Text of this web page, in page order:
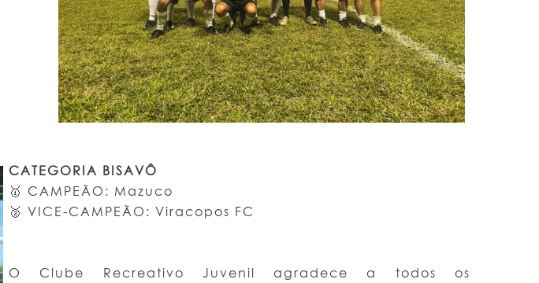
CATEGORIA BISAVÔ
🥇 CAMPEÃO: Mazuco
🥈 VICE-CAMPEÃO: Viracopos FC
O Clube Recreativo Juvenil agradece a todos os